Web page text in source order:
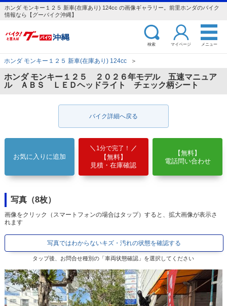
ホンダ モンキー１２５ 新車(在庫あり) 124cc の画像ギャラリー。前里ホンダのバイク
情報なら【グーバイク沖縄】
検索 マイページ メニュー
ホンダ モンキー１２５ 新車(在庫あり) 124cc ＞
ホンダ モンキー１２５ ２０２６年モデル 五速マニュア
ル ＡＢＳ ＬＥＤヘッドライト チェック柄シート
バイク詳細へ戻る
お気に入りに追加
1分で完了！
【無料】
見積・在庫確認
【無料】
電話問い合わせ
写真（8枚）
画像をクリック（スマートフォンの場合はタップ）すると、拡大画像が表示さ
れます
写真ではわからないキズ・汚れの状態を確認する
タップ後、お問合せ種別の「車両状態確認」を選択してください